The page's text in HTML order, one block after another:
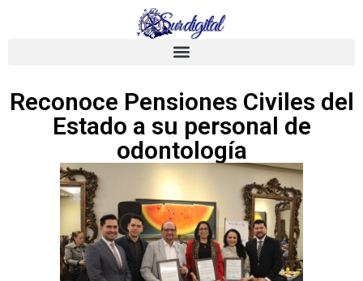
Reconoce Pensiones Civiles del
Estado a su personal de
odontología